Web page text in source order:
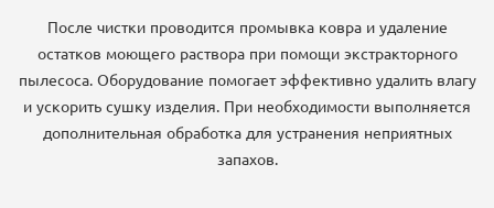
После чистки проводится промывка ковра и удаление
остатков моющего раствора при помощи экстракторного
пылесоса. Оборудование помогает эффективно удалить влагу
и ускорить сушку изделия. При необходимости выполняется
дополнительная обработка для устранения неприятных
запахов.